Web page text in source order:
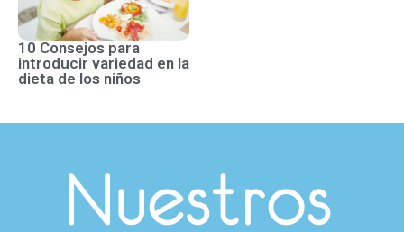
10 Consejos para
introducir variedad en la
dieta de los niños